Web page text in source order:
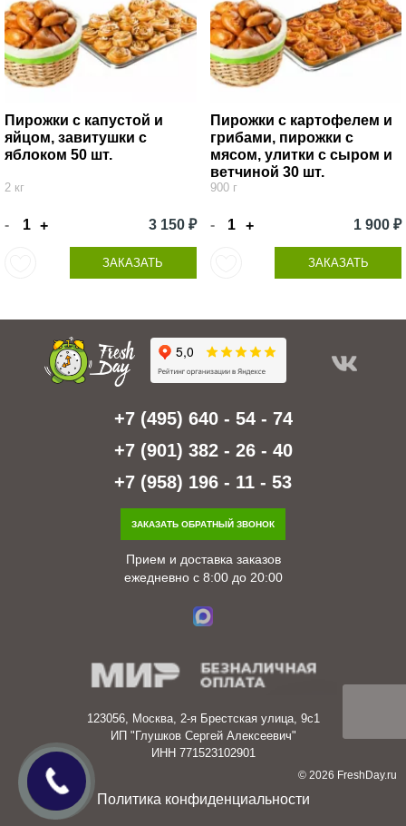
Пирожки с капустой и
яйцом, завитушки с
яблоком 50 шт.
2 кг
- + 3 150 ₽
ЗАКАЗАТЬ
Пирожки с картофелем и
грибами, пирожки с
мясом, улитки с сыром и
ветчиной 30 шт.
900 г
- + 1 900 ₽
ЗАКАЗАТЬ
+7 (495) 640 - 54 - 74
+7 (901) 382 - 26 - 40
+7 (958) 196 - 11 - 53
ЗАКАЗАТЬ ОБРАТНЫЙ ЗВОНОК
Прием и доставка заказов
ежедневно с 8:00 до 20:00
123056, Москва, 2-я Брестская улица, 9с1
ИП "Глушков Сергей Алексеевич"
ИНН 771523102901
© 2026 FreshDay.ru
Политика конфиденциальности